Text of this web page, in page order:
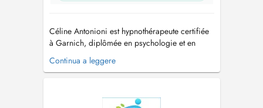
Céline Antonioni est hypnothérapeute certifiée
à Garnich, diplômée en psychologie et en
coaching, spécialisée en psycho-traumatisme,
gestion du poids et neuro-atypie. Elle propose
chacun. Son approche intégrative ass...
Continua a leggere